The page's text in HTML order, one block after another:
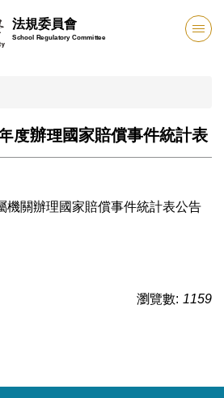
法規委員會
School Regulatory Committee
度辦理國家賠償事件統計表
機關辦理國家賠償事件統計表公告
瀏覽數: 1159